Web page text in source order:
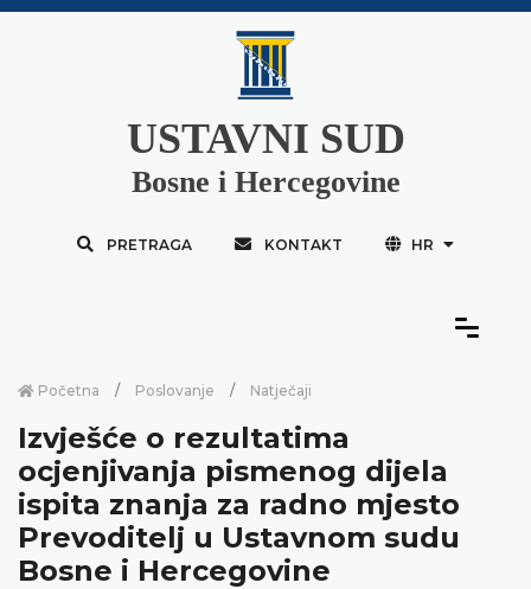
USTAVNI SUD
Bosne i Hercegovine
PRETRAGA KONTAKT HR
Početna Poslovanje Natječaji
Izvješće o rezultatima
ocjenjivanja pismenog dijela
ispita znanja za radno mjesto
Prevoditelj u Ustavnom sudu
Bosne i Hercegovine